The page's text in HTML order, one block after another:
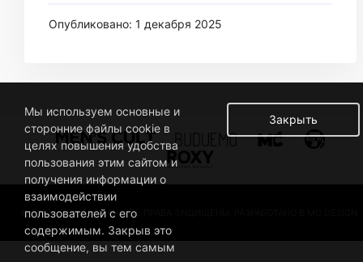
Опубликовано: 1 декабря 2025
© 2019 BUSINESSMAN. ВСЕ ПРАВА ЗАЩИЩЕНЫ. РАЗРАБОТАНО В MC DESIGN.
Закрыть
Мы используем основные и
сторонние файлы cookie в
целях повышения удобства
пользования этим сайтом и
получения информации о
взаимодействии
пользователей с его
содержимым. Закрыв это
сообщение, вы тем самым